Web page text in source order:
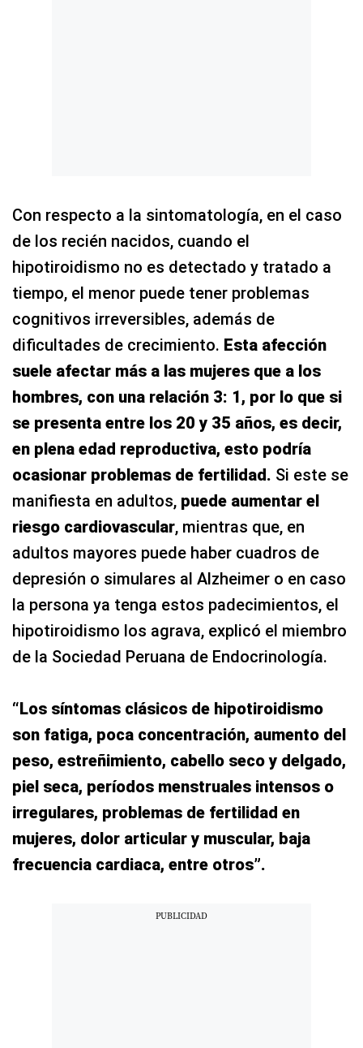
Con respecto a la sintomatología, en el caso
de los recién nacidos, cuando el
hipotiroidismo no es detectado y tratado a
tiempo, el menor puede tener problemas
cognitivos irreversibles, además de
dificultades de crecimiento. Esta afección
suele afectar más a las mujeres que a los
hombres, con una relación 3: 1, por lo que si
se presenta entre los 20 y 35 años, es decir,
en plena edad reproductiva, esto podría
ocasionar problemas de fertilidad. Si este se
manifiesta en adultos, puede aumentar el
riesgo cardiovascular, mientras que, en
adultos mayores puede haber cuadros de
depresión o simulares al Alzheimer o en caso
la persona ya tenga estos padecimientos, el
hipotiroidismo los agrava, explicó el miembro
de la Sociedad Peruana de Endocrinología.
“Los síntomas clásicos de hipotiroidismo
son fatiga, poca concentración, aumento del
peso, estreñimiento, cabello seco y delgado,
piel seca, períodos menstruales intensos o
irregulares, problemas de fertilidad en
mujeres, dolor articular y muscular, baja
frecuencia cardiaca, entre otros”.